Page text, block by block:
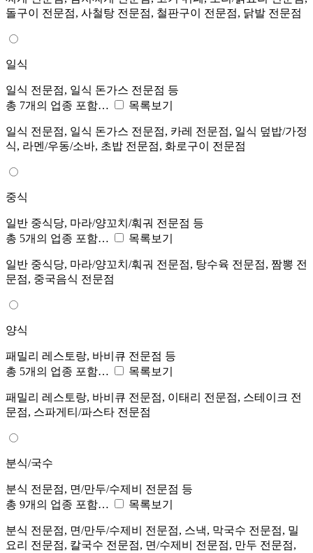
돌구이 전문점, 사철탕 전문점, 철판구이 전문점, 닭발 전문점
일식
일식 전문점, 일식 돈가스 전문점 등
총 7개의 업종 포함…
목록보기
일식 전문점, 일식 돈가스 전문점, 카레 전문점, 일식 덮밥/가정
식, 라멘/우동/소바, 초밥 전문점, 화로구이 전문점
중식
일반 중식당, 마라/양꼬치/훠궈 전문점 등
총 5개의 업종 포함…
목록보기
일반 중식당, 마라/양꼬치/훠궈 전문점, 탕수육 전문점, 짬뽕 전
문점, 중국음식 전문점
양식
패밀리 레스토랑, 바비큐 전문점 등
총 5개의 업종 포함…
목록보기
패밀리 레스토랑, 바비큐 전문점, 이태리 전문점, 스테이크 전
문점, 스파게티/파스타 전문점
분식/국수
분식 전문점, 면/만두/수제비 전문점 등
총 9개의 업종 포함…
목록보기
분식 전문점, 면/만두/수제비 전문점, 스낵, 막국수 전문점, 밀
요리 전문점, 칼국수 전문점, 면/수제비 전문점, 만두 전문점,